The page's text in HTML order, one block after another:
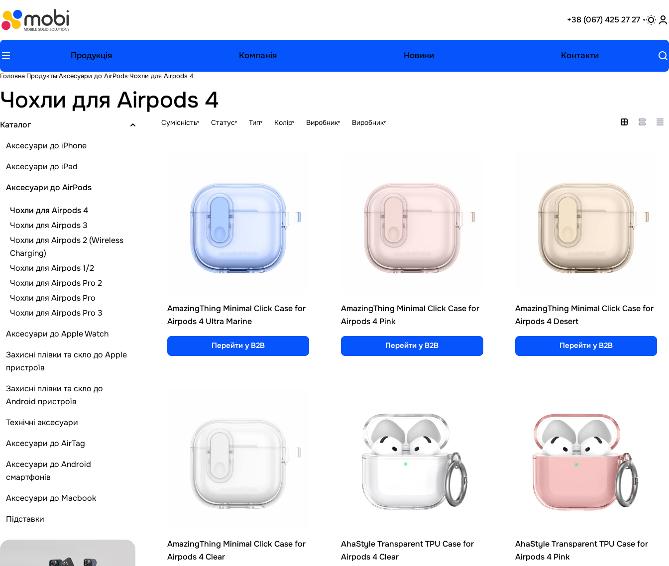
+38 (067) 425 27 27
Продукція Компанія Новини Контакти
Головна Продукты Аксесуари до AirPods Чохли для Airpods 4
Чохли для Airpods 4
Сумісність Статус Тип Колір Виробник Виробник
AmazingThing Minimal Click Case for
Airpods 4 Ultra Marine
Перейти у B2B
AmazingThing Minimal Click Case for
Airpods 4 Pink
Перейти у B2B
AmazingThing Minimal Click Case for
Airpods 4 Desert
Перейти у B2B
AmazingThing Minimal Click Case for
Airpods 4 Clear
AhaStyle Transparent TPU Case for
Airpods 4 Clear
AhaStyle Transparent TPU Case for
Airpods 4 Pink
Каталог
Аксесуари до iPhone
Аксесуари до iPad
Аксесуари до AirPods
Чохли для Airpods 4
Чохли для Airpods 3
Чохли для Airpods 2 (Wireless
Charging)
Чохли для Airpods 1/2
Чохли для Airpods Pro 2
Чохли для Airpods Pro
Чохли для Airpods Pro 3
Аксесуари до Apple Watch
Захисні плівки та скло до Apple
пристроїв
Захисні плівки та скло до
Android пристроїв
Технічні аксесуари
Аксесуари до AirTag
Аксесуари до Android
смартфонів
Аксесуари до Macbook
Підставки